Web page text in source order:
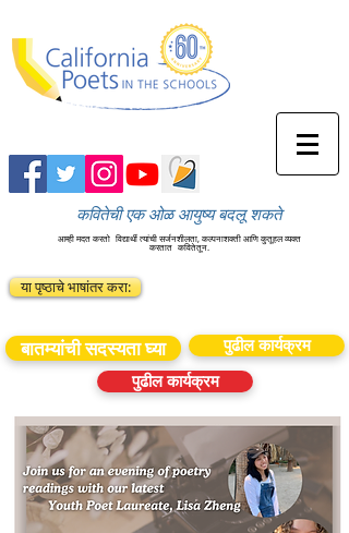
कवितेची एक ओळ आयुष्य बदलू शकते
आम्ही मदत करतो विद्यार्थी त्यांची सर्जनशीलता, कल्पनाशक्ती आणि कुतूहल व्यक्त
करतात कवितेतून.
या पृष्ठाचे भाषांतर करा:
बातम्यांची सदस्यता घ्या
पुढील कार्यक्रम
पुढील कार्यक्रम